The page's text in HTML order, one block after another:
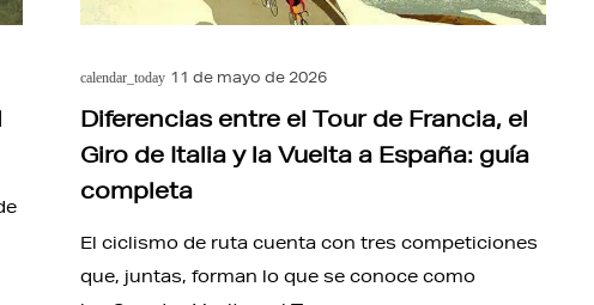
calendar_today 11 de mayo de 2026
Diferencias entre el Tour de Francia, el
Giro de Italia y la Vuelta a España: guía
completa
El ciclismo de ruta cuenta con tres competiciones
que, juntas, forman lo que se conoce como